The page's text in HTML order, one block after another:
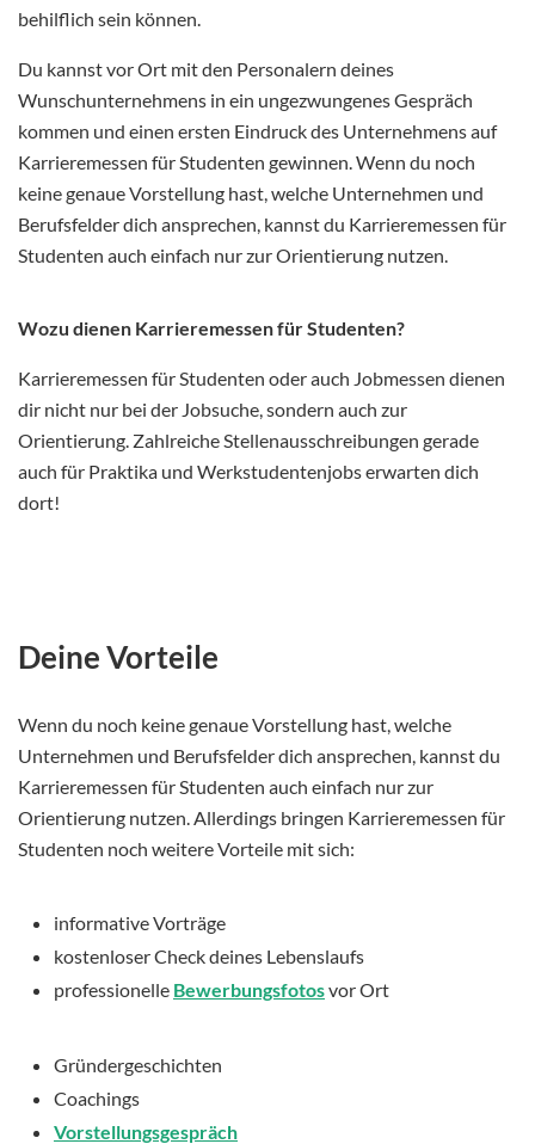
behilflich sein können.
Du kannst vor Ort mit den Personalern deines
Wunschunternehmens in ein ungezwungenes Gespräch
kommen und einen ersten Eindruck des Unternehmens auf
Karrieremessen für Studenten gewinnen. Wenn du noch
keine genaue Vorstellung hast, welche Unternehmen und
Berufsfelder dich ansprechen, kannst du Karrieremessen für
Studenten auch einfach nur zur Orientierung nutzen.
Wozu dienen Karrieremessen für Studenten?
Karrieremessen für Studenten oder auch Jobmessen dienen
dir nicht nur bei der Jobsuche, sondern auch zur
Orientierung. Zahlreiche Stellenausschreibungen gerade
auch für Praktika und Werkstudentenjobs erwarten dich
dort!
Deine Vorteile
Wenn du noch keine genaue Vorstellung hast, welche
Unternehmen und Berufsfelder dich ansprechen, kannst du
Karrieremessen für Studenten auch einfach nur zur
Orientierung nutzen. Allerdings bringen Karrieremessen für
Studenten noch weitere Vorteile mit sich:
informative Vorträge
kostenloser Check deines Lebenslaufs
professionelle Bewerbungsfotosvor Ort
Gründergeschichten
Coachings
Vorstellungsgespräch